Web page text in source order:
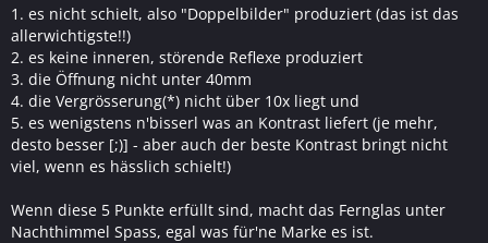
1. es nicht schielt, also "Doppelbilder" produziert (das ist das
allerwichtigste!!)
2. es keine inneren, störende Reflexe produziert
3. die Öffnung nicht unter 40mm
4. die Vergrösserung(*) nicht über 10x liegt und
5. es wenigstens n'bisserl was an Kontrast liefert (je mehr,
desto besser [;)] - aber auch der beste Kontrast bringt nicht
viel, wenn es hässlich schielt!)
Wenn diese 5 Punkte erfüllt sind, macht das Fernglas unter
Nachthimmel Spass, egal was für'ne Marke es ist.